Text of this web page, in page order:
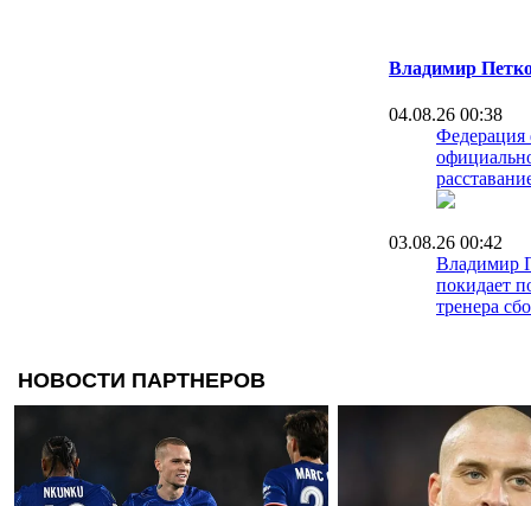
Владимир
04.08.26 00:38
03.08.26 00:42
Владимир
покидает
тренера
перед
29.02.24 17:29
Владимир
возглавил